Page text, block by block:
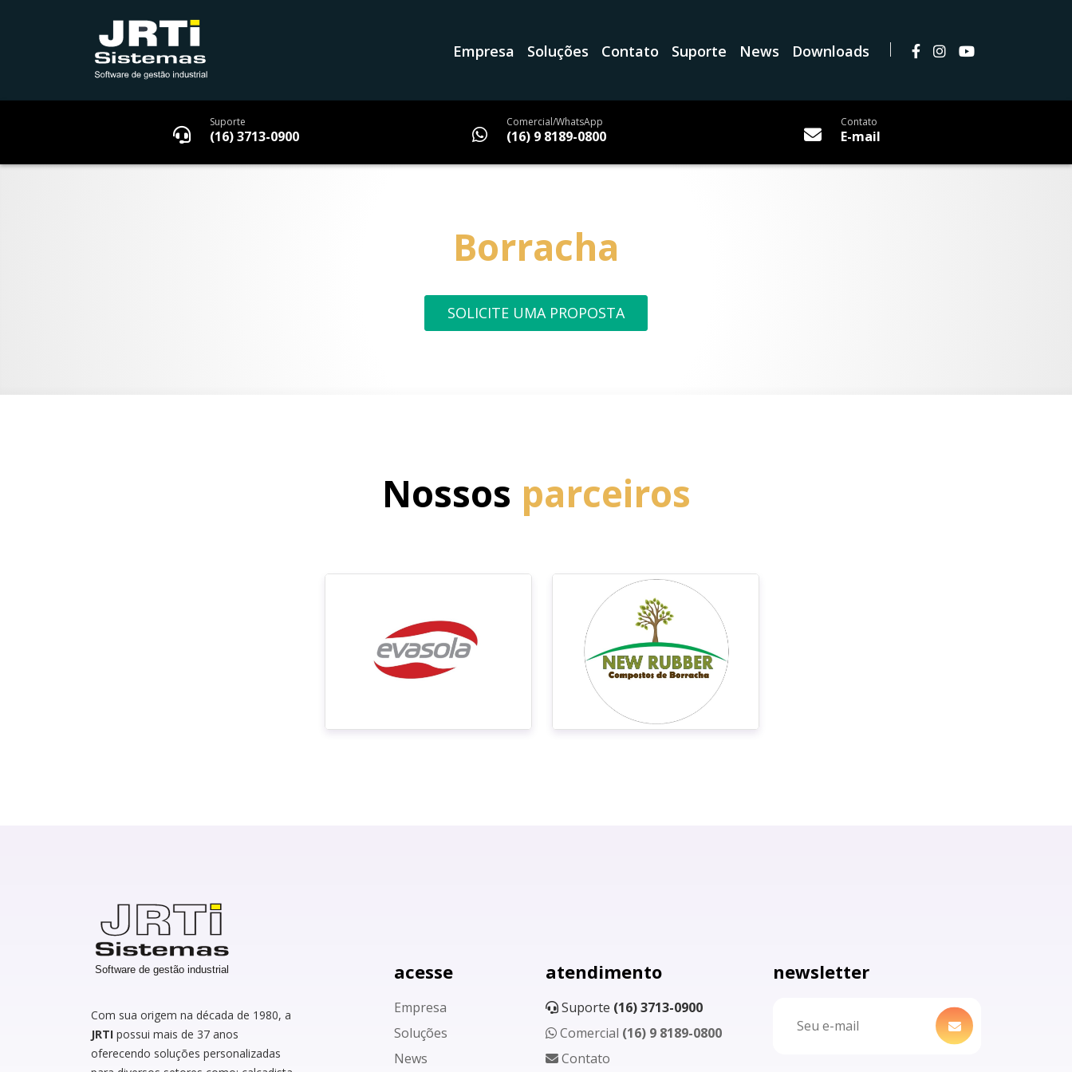
Empresa Soluções Contato Suporte News Downloads
Suporte
(16) 3713-0900
Comercial/WhatsApp
(16) 9 8189-0800
Contato
E-mail
Borracha
SOLICITE UMA PROPOSTA
Nossos parceiros
Com sua origem na década de 1980, a
JRTI possui mais de 37 anos
oferecendo soluções personalizadas
acesse
Empresa
Soluções
News
atendimento
Suporte (16) 3713-0900
Comercial (16) 9 8189-0800
Contato
newsletter